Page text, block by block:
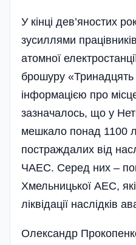
У кінці дев’яностих
зусиллями
атомної
брошуру «Тринадцять
інформацією про
зазначалось, що у
мешкало понад 1100
постраждалих від
ЧАЕС. Серед них –
Хмельницької АЕС,
ліквідації наслідків
Олександр